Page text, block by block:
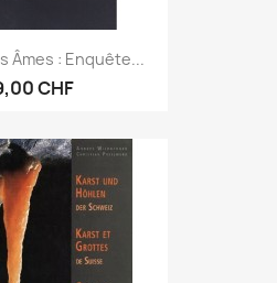
Âmes : Enquête...
CHF